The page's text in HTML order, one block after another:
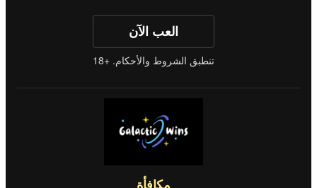
العب الآن
تنطبق الشروط والأحكام. +18